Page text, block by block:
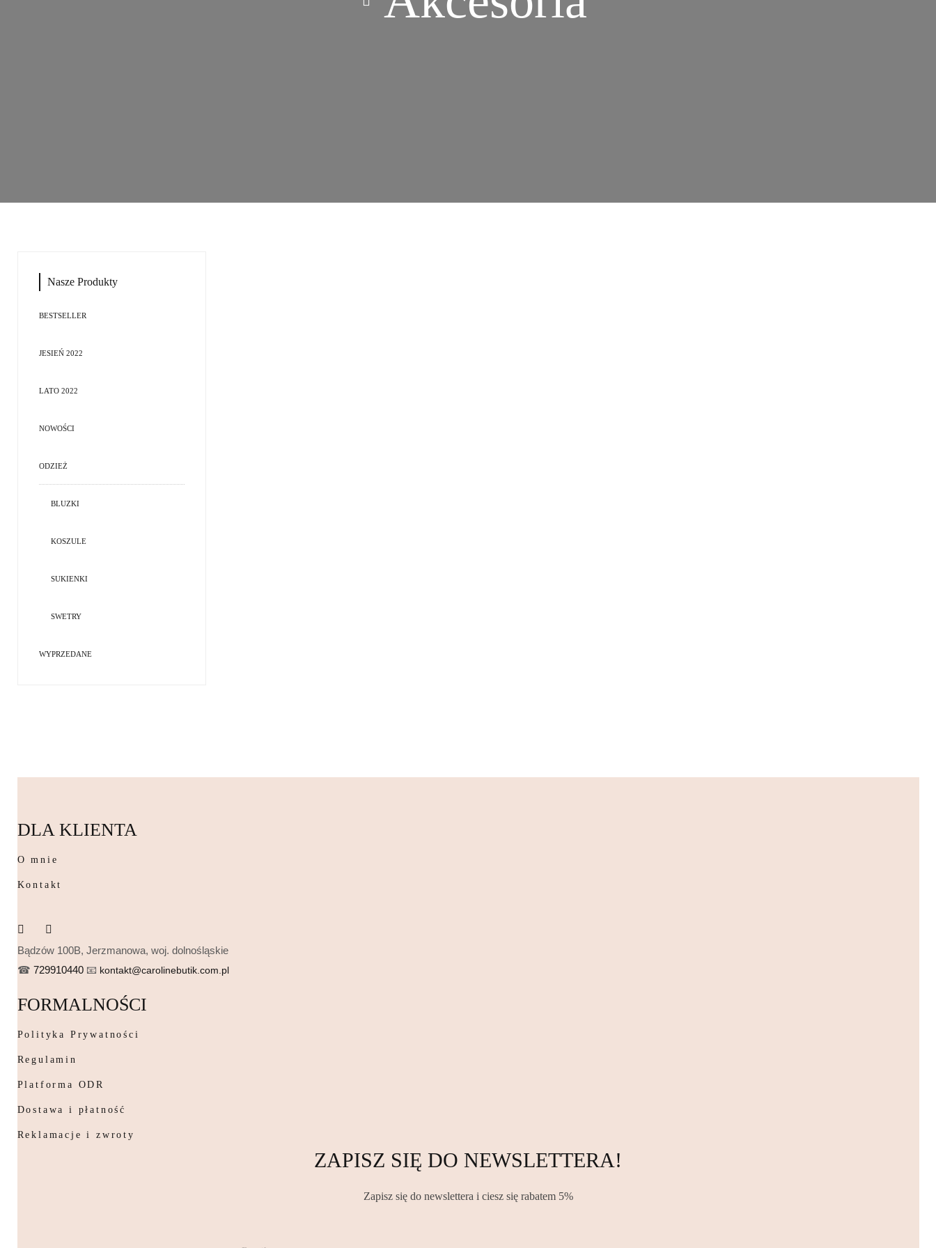
Nasze Produkty
BESTSELLER
JESIEŃ 2022
LATO 2022
NOWOŚCI
ODZIEŻ
BLUZKI
KOSZULE
SUKIENKI
SWETRY
WYPRZEDANE
DLA KLIENTA
O mnie
Kontakt
Bądzów 100B, Jerzmanowa, woj. dolnośląskie
☎ 729910440📧 kontakt@carolinebutik.com.pl
FORMALNOŚCI
Polityka Prywatności
Regulamin
Platforma ODR
Dostawa i płatność
Reklamacje i zwroty
ZAPISZ SIĘ DO NEWSLETTERA!
Zapisz się do newslettera i ciesz się rabatem 5%